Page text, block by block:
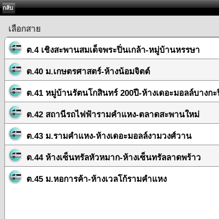
กลับ
เลือกสาย
ต.4 เชิงสะพานสมเด็จพระปิ่นเกล้า-หมู่บ้านหรรษา
ต.40 ม.เกษตรศาสตร์-ห้างน้อมจิตต์
ต.41 หมู่บ้านรัตนโกสินทร์ 200ปี-ห้างเดอะมอลล์บางกะ
ต.42 สถานีรถไฟฟ้ารามคำแหง-ตลาดสะพานใหม่
ต.43 ม.รามคำแหง-ห้างเดอะมอลล์งามวงศ์วาน
ต.44 ห้างเซ็นทรัลหัวหมาก-ห้างเซ็นทรัลลาดพร้าว
ต.45 ม.หอการค้า-ห้างเวลโก้รามคำแหง